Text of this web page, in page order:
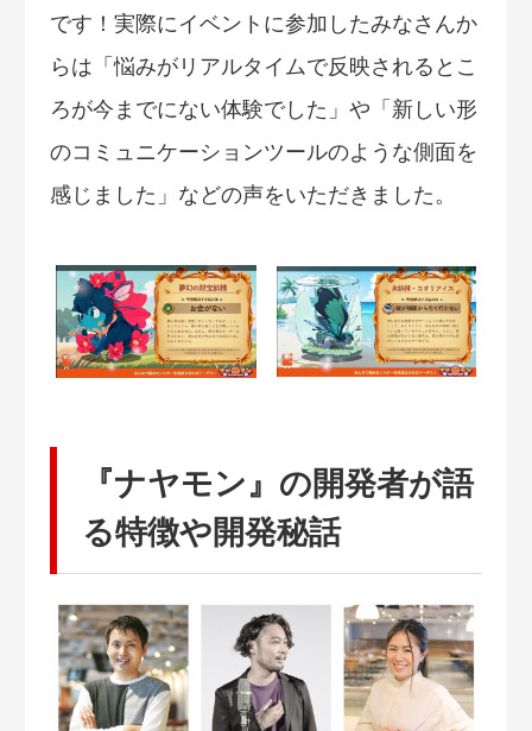
です！実際にイベントに参加したみなさんか
らは「悩みがリアルタイムで反映されるとこ
ろが今までにない体験でした」や「新しい形
のコミュニケーションツールのような側面を
感じました」などの声をいただきました。
『ナヤモン』の開発者が語
る特徴や開発秘話